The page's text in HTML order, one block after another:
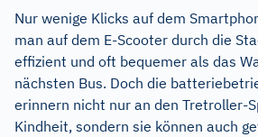
Nur wenige Klicks auf dem
man auf dem E-Scooter durch die
effizient und oft bequemer als das
nächsten Bus. Doch die
erinnern nicht nur an den Tretroller-
Kindheit, sondern sie können auch